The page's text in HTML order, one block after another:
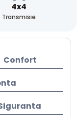
4x4
Transmisie
Confort